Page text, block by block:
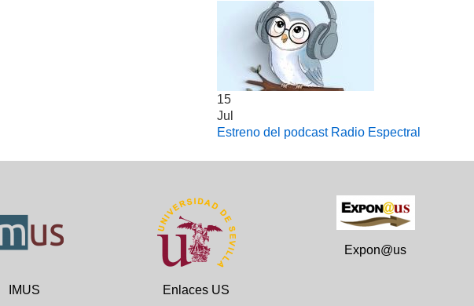
15
Jul
Estreno del podcast Radio Espectral
IMUS Enlaces US
Expon@us